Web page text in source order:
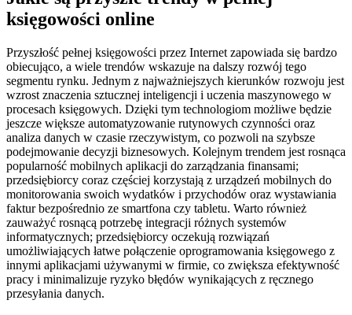
księgowości online
Przyszłość pełnej księgowości przez Internet zapowiada się bardzo
obiecująco, a wiele trendów wskazuje na dalszy rozwój tego
segmentu rynku. Jednym z najważniejszych kierunków rozwoju jest
wzrost znaczenia sztucznej inteligencji i uczenia maszynowego w
procesach księgowych. Dzięki tym technologiom możliwe będzie
jeszcze większe automatyzowanie rutynowych czynności oraz
analiza danych w czasie rzeczywistym, co pozwoli na szybsze
podejmowanie decyzji biznesowych. Kolejnym trendem jest rosnąca
popularność mobilnych aplikacji do zarządzania finansami;
przedsiębiorcy coraz częściej korzystają z urządzeń mobilnych do
monitorowania swoich wydatków i przychodów oraz wystawiania
faktur bezpośrednio ze smartfona czy tabletu. Warto również
zauważyć rosnącą potrzebę integracji różnych systemów
informatycznych; przedsiębiorcy oczekują rozwiązań
umożliwiających łatwe połączenie oprogramowania księgowego z
innymi aplikacjami używanymi w firmie, co zwiększa efektywność
pracy i minimalizuje ryzyko błędów wynikających z ręcznego
przesyłania danych.